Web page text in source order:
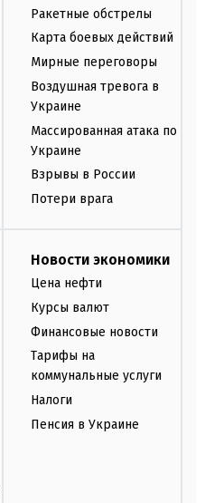
Ракетные обстрелы
Карта боевых действий
Мирные переговоры
Воздушная тревога в
Украине
Массированная атака по
Украине
Взрывы в России
Потери врага
Новости экономики
Цена нефти
Курсы валют
Финансовые новости
Тарифы на
коммунальные услуги
Налоги
Пенсия в Украине